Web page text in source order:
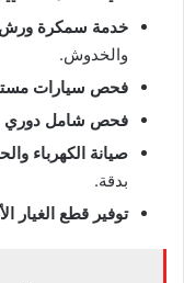
خدمة سمكرة ورش
والخدوش.
فحص سيارات
فحص شامل دوري
صيانة الكهرباء
بدقة.
توفير قطع الغيار